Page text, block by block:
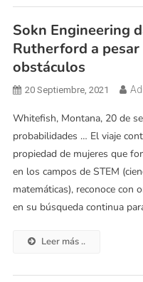
Sokn Engineering
Rutherford a
obstáculos
20 Septiembre, 2021
Whitefish, Montana, 20 de
probabilidades … El viaje
propiedad de mujeres que
en los campos de STEM
matemáticas), reconoce con
en su búsqueda continua
Leer más ..